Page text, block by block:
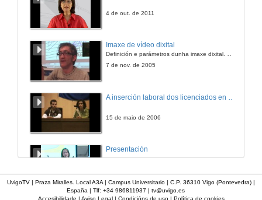
14 de out. de 2015
4 de out. de 2011
Imaxe de vídeo dixital
7 de nov. de 2005
15 de maio de 2006
Presentación
UvigoTV | Praza Miralles. Local A3A | Campus Universitario | C.P. 36310 Vigo (Pontevedra) |
España | Tlf: +34 986811937 | tv@uvigo.es
Accesibilidade | Aviso Legal| Condicións de uso| Política de cookies